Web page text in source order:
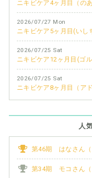
ニキビケア4ヶ月目（のあ
2026/07/27 Mon
ニキビケア5ヶ月目(いし
2026/07/25 Sat
ニキビケア12ヶ月目(ゴ
2026/07/25 Sat
ニキビケア8ヶ月目（ア
人
第46期 はなさん（
第34期 モコさん（